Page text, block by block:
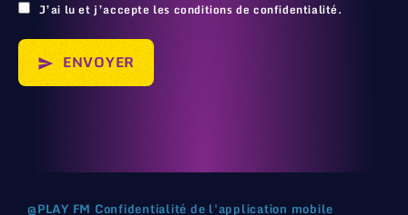
J’ai lu et j’accepte les conditions de confidentialité.
send ENVOYER
@PLAY FM Confidentialité de l'application mobile